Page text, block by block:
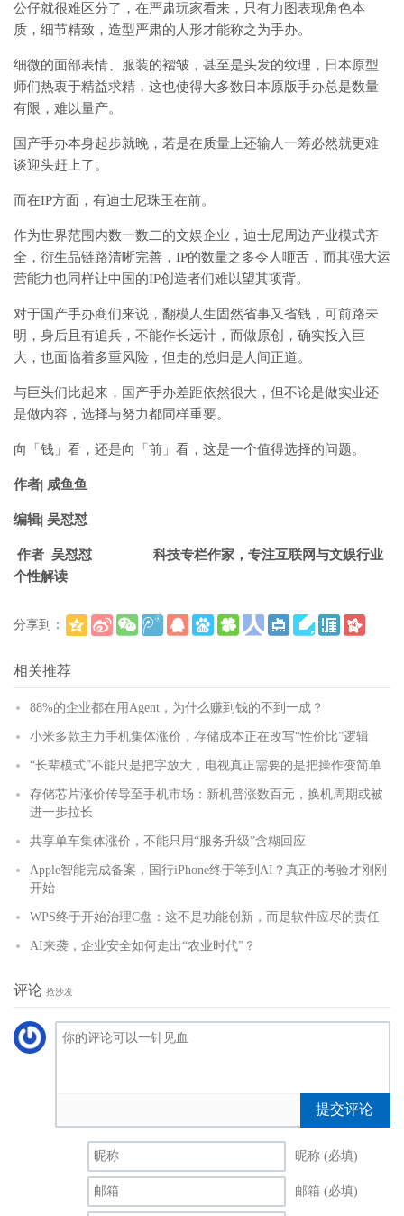
公仔就很难区分了，在严肃玩家看来，只有力图表现角色本
质，细节精致，造型严肃的人形才能称之为手办。
细微的面部表情、服装的褶皱，甚至是头发的纹理，日本原型
师们热衷于精益求精，这也使得大多数日本原版手办总是数量
有限，难以量产。
国产手办本身起步就晚，若是在质量上还输人一筹必然就更难
谈迎头赶上了。
而在IP方面，有迪士尼珠玉在前。
作为世界范围内数一数二的文娱企业，迪士尼周边产业模式齐
全，衍生品链路清晰完善，IP的数量之多令人咂舌，而其强大运
营能力也同样让中国的IP创造者们难以望其项背。
对于国产手办商们来说，翻模人生固然省事又省钱，可前路未
明，身后且有追兵，不能作长远计，而做原创，确实投入巨
大，也面临着多重风险，但走的总归是人间正道。
与巨头们比起来，国产手办差距依然很大，但不论是做实业还
是做内容，选择与努力都同样重要。
向「钱」看，还是向「前」看，这是一个值得选择的问题。
作者| 咸鱼鱼
编辑| 吴怼怼
作者 吴怼怼 科技专栏作家，专注互联网与文娱行业
个性解读
分享到：
相关推荐
88%的企业都在用Agent，为什么赚到钱的不到一成？
小米多款主力手机集体涨价，存储成本正在改写“性价比”逻辑
“长辈模式”不能只是把字放大，电视真正需要的是把操作变简单
存储芯片涨价传导至手机市场：新机普涨数百元，换机周期或被
进一步拉长
共享单车集体涨价，不能只用“服务升级”含糊回应
Apple智能完成备案，国行iPhone终于等到AI？真正的考验才刚刚
开始
WPS终于开始治理C盘：这不是功能创新，而是软件应尽的责任
AI来袭，企业安全如何走出“农业时代”？
评论 抢沙发
提交评论
昵称 (必填)
邮箱 (必填)